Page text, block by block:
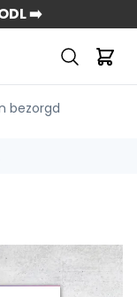
➡️
bezorgd